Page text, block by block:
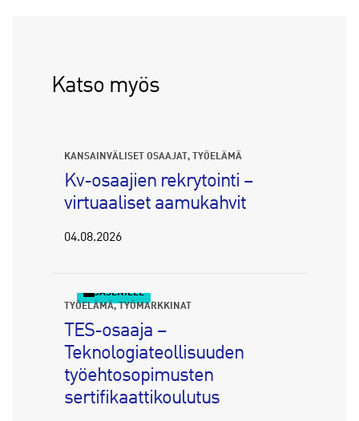
Katso myös
KANSAINVÄLISET OSAAJAT TYÖELÄMÄ
Kv-osaajien rekrytointi –
virtuaaliset aamukahvit
04.08.2026
JÄSENILLE
TYÖELÄMÄ TYÖMARKKINAT
TES-osaaja –
Teknologiateollisuuden
työehtosopimusten
sertifikaattikoulutus